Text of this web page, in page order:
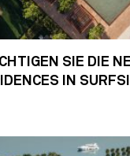
SIE DIE
IN